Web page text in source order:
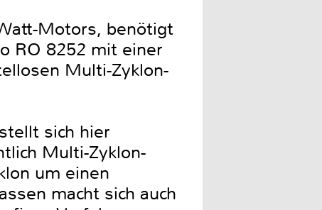
Motors, benötigt
RO 8252 mit einer
Multi-Zyklon-
sich hier
Multi-Zyklon-
um einen
macht sich auch